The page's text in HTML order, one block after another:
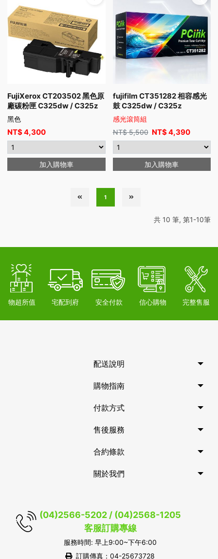
FujiXerox CT203502 黑色原
廠碳粉匣 C325dw / C325z
黑色
NT$4,300
加入購物車
fujifilm CT351282 相容感光
鼓 C325dw / C325z
感光滾筒組
NT$5,500 NT$4,390
加入購物車
1
共 10 筆, 第1-10筆
物超所值 宅配到府 安全付款 信心購物 完整售服
配送說明
購物指南
付款方式
售後服務
合約條款
關於我們
(04)2566-5202 / (04)2568-1205
客服訂購專線
服務時間: 早上9:00~下午6:00
訂購傳真：04-25673728